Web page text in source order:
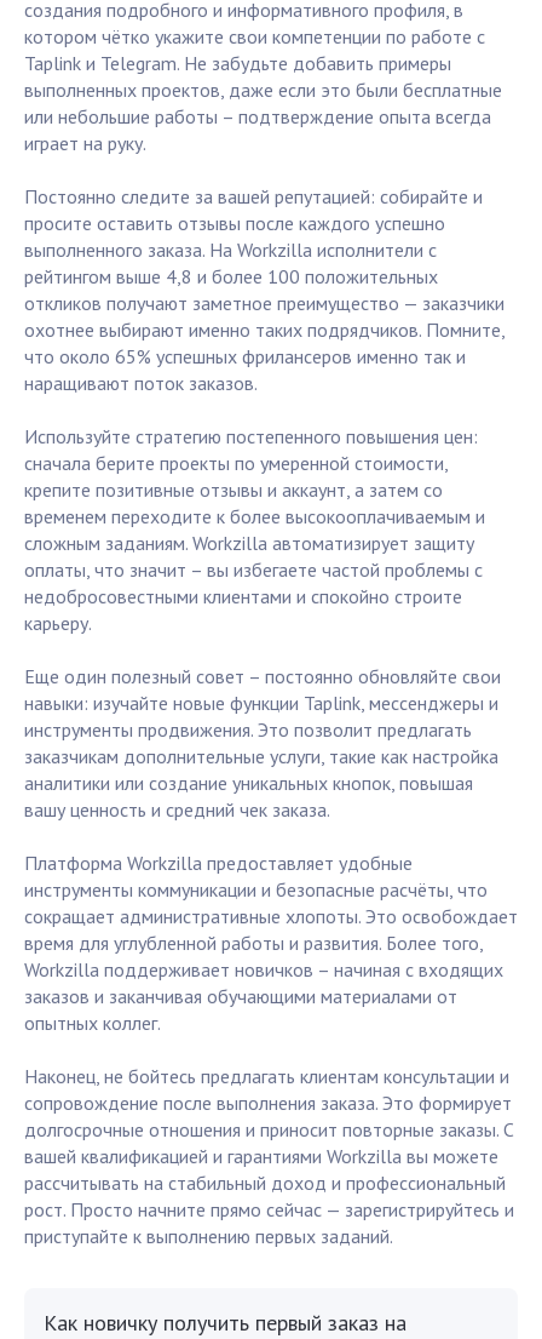
создания подробного и информативного профиля, в
котором чётко укажите свои компетенции по работе с
Taplink и Telegram. Не забудьте добавить примеры
выполненных проектов, даже если это были бесплатные
или небольшие работы – подтверждение опыта всегда
играет на руку.
Постоянно следите за вашей репутацией: собирайте и
просите оставить отзывы после каждого успешно
выполненного заказа. На Workzilla исполнители с
рейтингом выше 4,8 и более 100 положительных
откликов получают заметное преимущество — заказчики
охотнее выбирают именно таких подрядчиков. Помните,
что около 65% успешных фрилансеров именно так и
наращивают поток заказов.
Используйте стратегию постепенного повышения цен:
сначала берите проекты по умеренной стоимости,
крепите позитивные отзывы и аккаунт, а затем со
временем переходите к более высокооплачиваемым и
сложным заданиям. Workzilla автоматизирует защиту
оплаты, что значит – вы избегаете частой проблемы с
недобросовестными клиентами и спокойно строите
карьеру.
Еще один полезный совет – постоянно обновляйте свои
навыки: изучайте новые функции Taplink, мессенджеры и
инструменты продвижения. Это позволит предлагать
заказчикам дополнительные услуги, такие как настройка
аналитики или создание уникальных кнопок, повышая
вашу ценность и средний чек заказа.
Платформа Workzilla предоставляет удобные
инструменты коммуникации и безопасные расчёты, что
сокращает административные хлопоты. Это освобождает
время для углубленной работы и развития. Более того,
Workzilla поддерживает новичков – начиная с входящих
заказов и заканчивая обучающими материалами от
опытных коллег.
Наконец, не бойтесь предлагать клиентам консультации и
сопровождение после выполнения заказа. Это формирует
долгосрочные отношения и приносит повторные заказы. С
вашей квалификацией и гарантиями Workzilla вы можете
рассчитывать на стабильный доход и профессиональный
рост. Просто начните прямо сейчас — зарегистрируйтесь и
приступайте к выполнению первых заданий.
Как новичку получить первый заказ на